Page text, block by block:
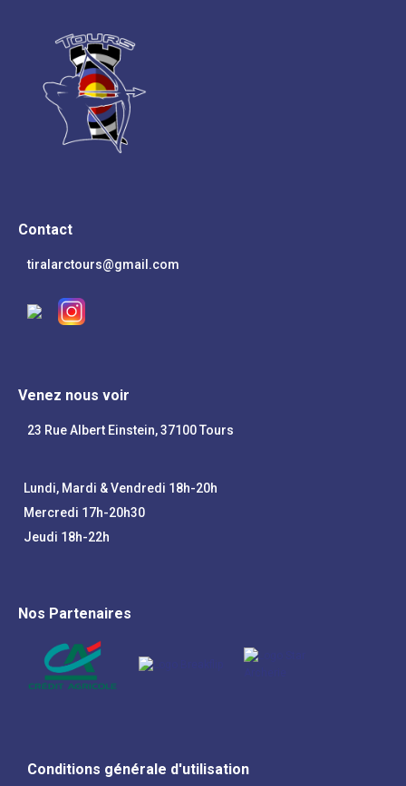
Contact
tiralarctours@gmail.com
Venez nous voir
23 Rue Albert Einstein, 37100 Tours
Lundi, Mardi & Vendredi 18h-20h
Mercredi 17h-20h30
Jeudi 18h-22h
Nos Partenaires
Conditions générale d'utilisation